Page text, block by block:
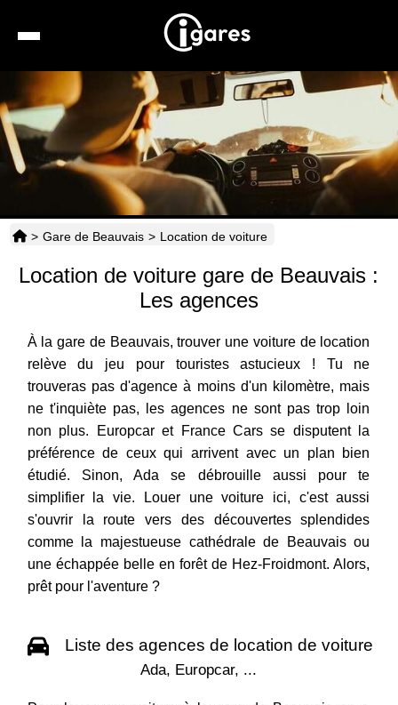
Recherche
Location de voiture
Hôtels
Taxis
Horaires
> Gare de Beauvais > Location de voiture
Location de voiture gare de Beauvais :
Les agences
À la gare de Beauvais, trouver une voiture de location
relève du jeu pour touristes astucieux ! Tu ne
trouveras pas d'agence à moins d'un kilomètre, mais
ne t'inquiète pas, les agences ne sont pas trop loin
non plus. Europcar et France Cars se disputent la
préférence de ceux qui arrivent avec un plan bien
étudié. Sinon, Ada se débrouille aussi pour te
simplifier la vie. Louer une voiture ici, c'est aussi
s'ouvrir la route vers des découvertes splendides
comme la majestueuse cathédrale de Beauvais ou
une échappée belle en forêt de Hez-Froidmont. Alors,
prêt pour l'aventure ?
Liste des agences de location de voiture
Ada, Europcar, ...